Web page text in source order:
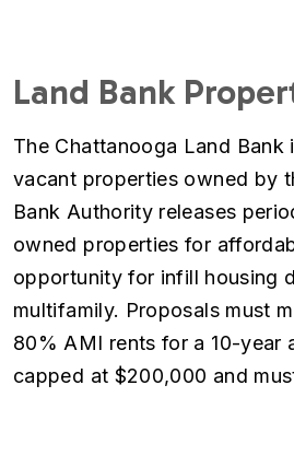
Land Bank
The Chattanooga Land
vacant properties owned by
Bank Authority releases
owned properties for
opportunity for infill housing
multifamily. Proposals must
80% AMI rents for a 10-year
capped at $200,000 and